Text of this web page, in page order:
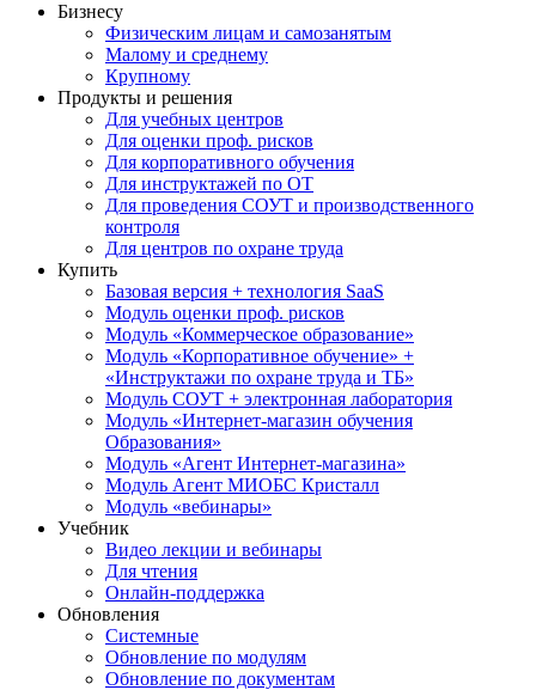
Бизнесу
Физическим лицам и самозанятым
Малому и среднему
Крупному
Продукты и решения
Для учебных центров
Для оценки проф. рисков
Для корпоративного обучения
Для инструктажей по ОТ
Для проведения СОУТ и производственного
контроля
Для центров по охране труда
Купить
Базовая версия + технология SaaS
Модуль оценки проф. рисков
Модуль «Коммерческое образование»
Модуль «Корпоративное обучение» +
«Инструктажи по охране труда и ТБ»
Модуль СОУТ + электронная лаборатория
Модуль «Интернет-магазин обучения
Образования»
Модуль «Агент Интернет-магазина»
Модуль Агент МИОБС Кристалл
Модуль «вебинары»
Учебник
Видео лекции и вебинары
Для чтения
Онлайн-поддержка
Обновления
Системные
Обновление по модулям
Обновление по документам